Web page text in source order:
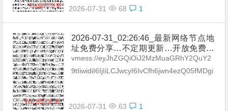
2026-07-31 68 1
2026-07-31_02:26:46_最新网络节点地
址免费分享…不定期更新…开放免费分
享（网络免费节点香港|日本|韩国|新加
坡|台湾|马来西亚|…
vmess://eyJhZGQiOiJ2MzMuaGRhY2QuY2
9tIiwidiI6IjIiLCJwcyI6IvCfh6jwn4ezQ05fMDgi
2026-07-31 63 1